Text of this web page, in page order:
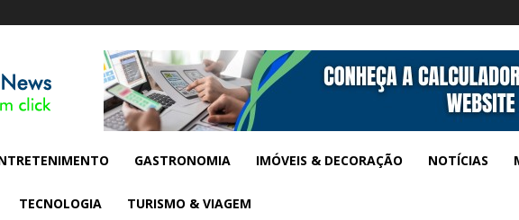
GASTRONOMIA IMÓVEIS & DECORAÇÃO NOTÍCIAS
TECNOLOGIA TURISMO & VIAGEM